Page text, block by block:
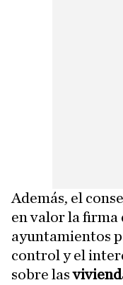
Además, el
en valor la firma
ayuntamientos
control y el
sobre las